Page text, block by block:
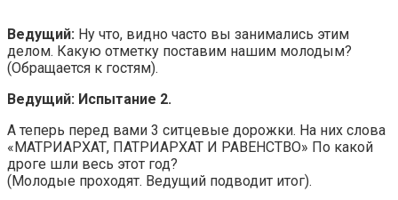
Ведущий: Ну что, видно часто вы занимались этим
делом. Какую отметку поставим нашим молодым?
(Обращается к гостям).
Ведущий: Испытание 2.
А теперь перед вами 3 ситцевые дорожки. На них слова
«МАТРИАРХАТ, ПАТРИАРХАТ И РАВЕНСТВО» По какой
дроге шли весь этот год?
(Молодые проходят. Ведущий подводит итог).